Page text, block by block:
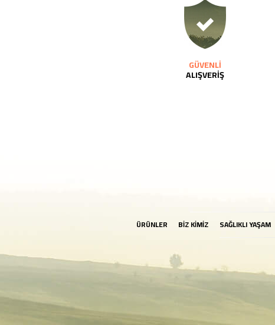
GÜVENLİ
ALIŞVERİŞ
ÜRÜNLER BİZ KİMİZ SAĞLIKLI YAŞAM